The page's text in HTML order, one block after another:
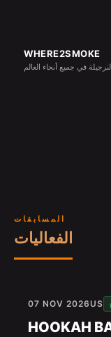
WHERE2SMOKE
في جميع أنحاء العالم
المسابقات
الفعاليات
07 NOV 2026 US
HOOKAH